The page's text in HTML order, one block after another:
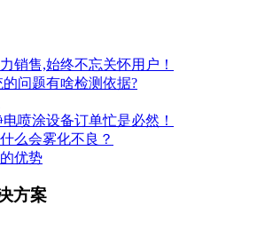
销售,始终不忘关怀用户！
问题有啥检测依据?
喷涂设备订单忙是必然！
么会雾化不良？
优势
方案